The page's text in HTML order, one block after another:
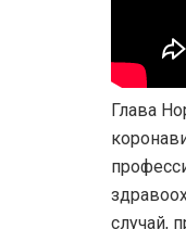
Глава
случай,